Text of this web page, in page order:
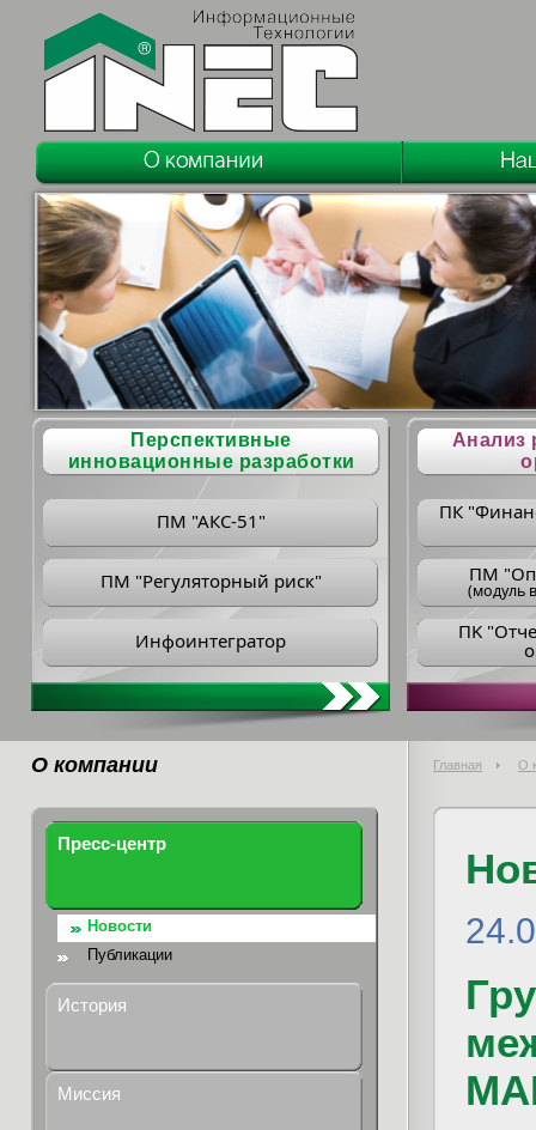
Перспективные
инновационные разработки
ПМ "АКС-51"
ПМ "Регуляторный риск"
Инфоинтегратор
Анализ
ПК
ПM
(модуль
ПK
О компании Главная О
Пресс-центр
Новости
Публикации
История
Миссия